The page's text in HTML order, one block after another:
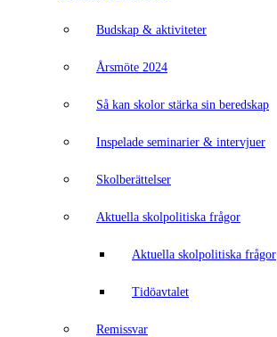
Budskap & aktiviteter
Årsmöte 2024
Så kan skolor stärka sin beredskap
Inspelade seminarier & intervjuer
Skolberättelser
Aktuella skolpolitiska frågor
Aktuella skolpolitiska frågor
Tidöavtalet
Remissvar